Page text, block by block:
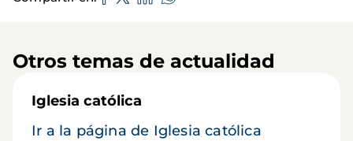
Otros temas de actualidad
Iglesia católica
Ir a la página de Iglesia católica